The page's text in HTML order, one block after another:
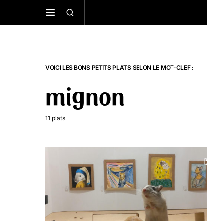
VOICI LES BONS PETITS PLATS SELON LE MOT-CLEF :
mignon
11 plats